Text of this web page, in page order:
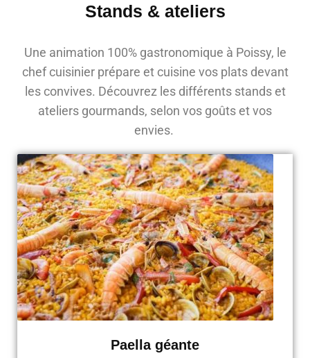
Stands & ateliers
Une animation 100% gastronomique à Poissy, le
chef cuisinier prépare et cuisine vos plats devant
les convives. Découvrez les différents stands et
ateliers gourmands, selon vos goûts et vos
envies.
Paella géante